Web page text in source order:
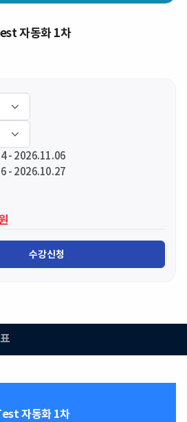
자동화 1차
- 2026.11.06
- 2026.10.27
수강신청
자동화 1차